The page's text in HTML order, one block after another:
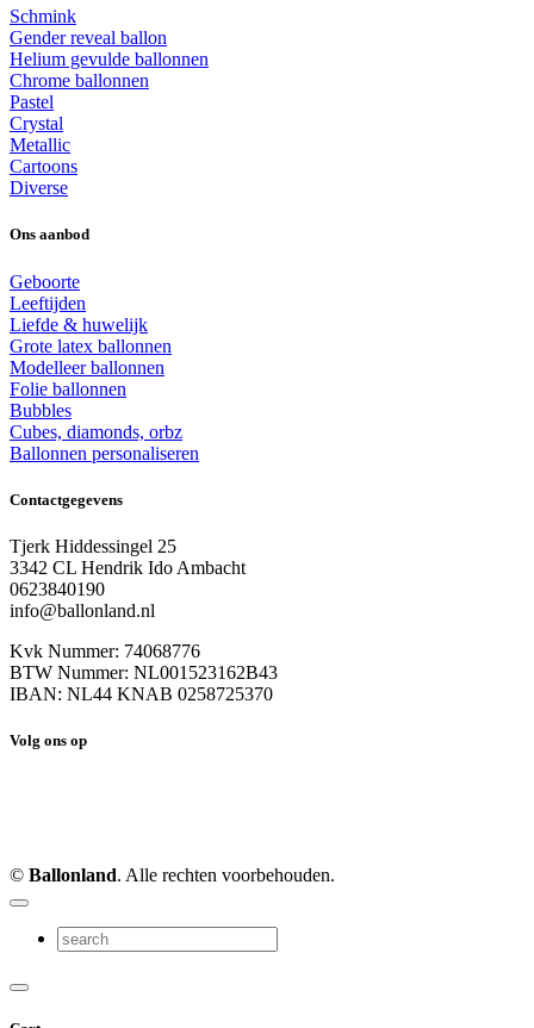
Schmink
Gender reveal ballon
Helium gevulde ballonnen
Chrome ballonnen
Pastel
Crystal
Metallic
Cartoons
Diverse
Ons aanbod
Geboorte
Leeftijden
Liefde & huwelijk
Grote latex ballonnen
Modelleer ballonnen
Folie ballonnen
Bubbles
Cubes, diamonds, orbz
Ballonnen personaliseren
Contactgegevens
Tjerk Hiddessingel 25
3342 CL Hendrik Ido Ambacht
0623840190
info@ballonland.nl
Kvk Nummer: 74068776
BTW Nummer: NL001523162B43
IBAN: NL44 KNAB 0258725370
Volg ons op
© Ballonland. Alle rechten voorbehouden.